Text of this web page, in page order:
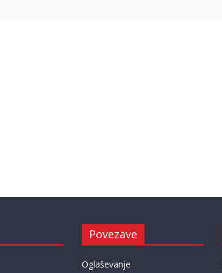
Povezave
Oglaševanje